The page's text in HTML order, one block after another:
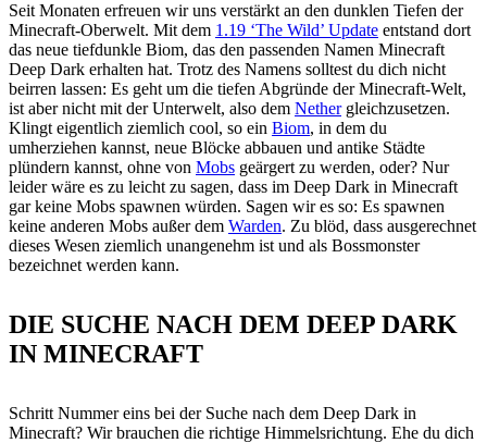
Seit Monaten erfreuen wir uns verstärkt an den dunklen Tiefen der
Minecraft-Oberwelt. Mit dem 1.19 ‘The Wild’ Update entstand dort
das neue tiefdunkle Biom, das den passenden Namen Minecraft
Deep Dark erhalten hat. Trotz des Namens solltest du dich nicht
beirren lassen: Es geht um die tiefen Abgründe der Minecraft-Welt,
ist aber nicht mit der Unterwelt, also dem Nethergleichzusetzen.
Klingt eigentlich ziemlich cool, so ein Biom, in dem du
umherziehen kannst, neue Blöcke abbauen und antike Städte
plündern kannst, ohne von Mobs geärgert zu werden, oder? Nur
leider wäre es zu leicht zu sagen, dass im Deep Dark in Minecraft
gar keine Mobs spawnen würden. Sagen wir es so: Es spawnen
keine anderen Mobs außer dem Warden. Zu blöd, dass ausgerechnet
dieses Wesen ziemlich unangenehm ist und als Bossmonster
bezeichnet werden kann.
DIE SUCHE NACH DEM DEEP DARK
IN MINECRAFT
Schritt Nummer eins bei der Suche nach dem Deep Dark in
Minecraft? Wir brauchen die richtige Himmelsrichtung. Ehe du dich